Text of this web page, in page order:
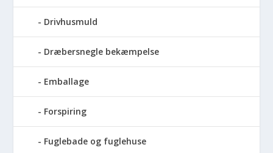
Drivhusmuld
Dræbersnegle bekæmpelse
Emballage
Forspiring
Fuglebade og fuglehuse